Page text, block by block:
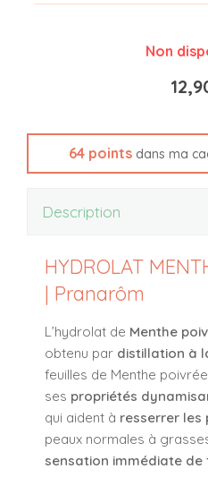
Non
64pointsdans ma
Description
HYDROLAT
| Pranarôm
L’hydrolat de Menthe
obtenu par distillation à
feuilles de Menthe
ses propriétés
qui aident à resserrer les
peaux normales à
sensation immédiate de